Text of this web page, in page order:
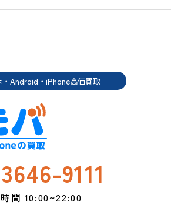
・Android・iPhone高価買取
9111
間 10:00~22:00